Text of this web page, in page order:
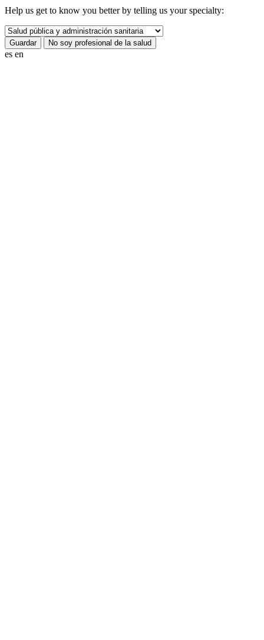
Help us get to know you better by telling us your specialty:
es en